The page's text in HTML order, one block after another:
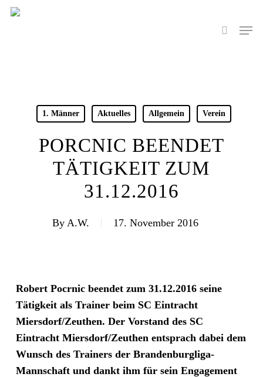
Skip
search
Menu
1. Männer Aktuelles Allgemein Verein
PORCNIC BEENDET
TÄTIGKEIT ZUM
31.12.2016
By A.W. 17. November 2016
Robert Pocrnic beendet zum 31.12.2016 seine
Tätigkeit als Trainer beim SC Eintracht
Miersdorf/Zeuthen. Der Vorstand des SC
Eintracht Miersdorf/Zeuthen entsprach dabei dem
Wunsch des Trainers der Brandenburgliga-
Mannschaft und dankt ihm für sein Engagement